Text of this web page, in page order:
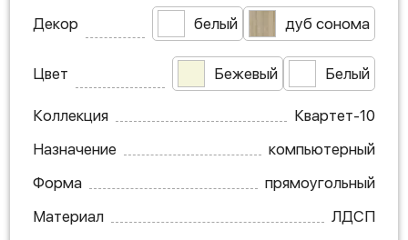
Декор белый дуб сонома
Цвет Бежевый Белый
Коллекция
Квартет-10
Назначение
компьютерный
Форма
прямоугольный
Материал
ЛДСП